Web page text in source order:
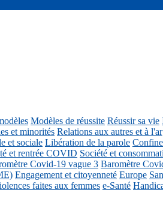
Modèles de réussite Réussir sa vie
et minorités Relations aux autres et à
et sociale Libération de la parole
et rentrée COVID Société et
Covid-19 vague 3 Baromètre
Engagement et citoyenneté Europe
faites aux femmes e-Santé